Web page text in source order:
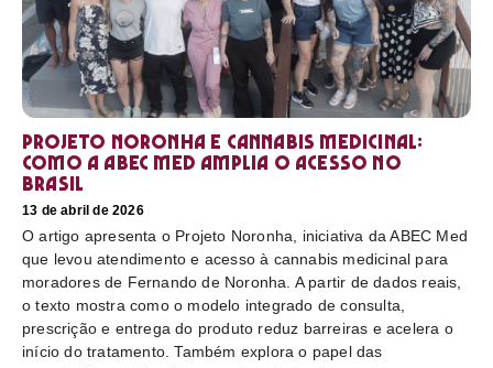
Projeto Noronha e cannabis medicinal:
como a ABEC Med amplia o acesso no
Brasil
13 de abril de 2026
O artigo apresenta o Projeto Noronha, iniciativa da ABEC Med
que levou atendimento e acesso à cannabis medicinal para
moradores de Fernando de Noronha. A partir de dados reais,
o texto mostra como o modelo integrado de consulta,
prescrição e entrega do produto reduz barreiras e acelera o
início do tratamento. Também explora o papel das